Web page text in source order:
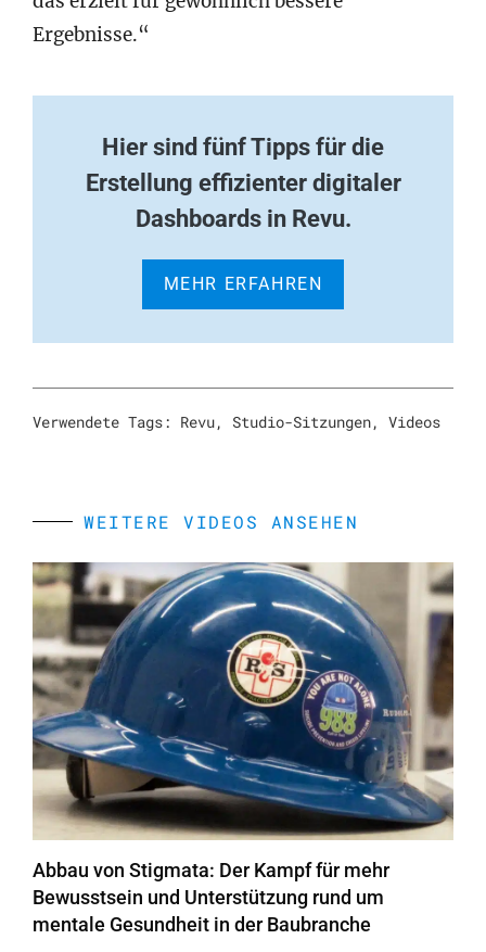
Ergebnisse.“
Hier sind fünf Tipps für die
Erstellung effizienter digitaler
Dashboards in Revu.
MEHR ERFAHREN
Verwendete Tags: Revu, Studio-Sitzungen, Videos
WEITERE VIDEOS ANSEHEN
Abbau von Stigmata: Der Kampf für mehr
Bewusstsein und Unterstützung rund um
mentale Gesundheit in der Baubranche